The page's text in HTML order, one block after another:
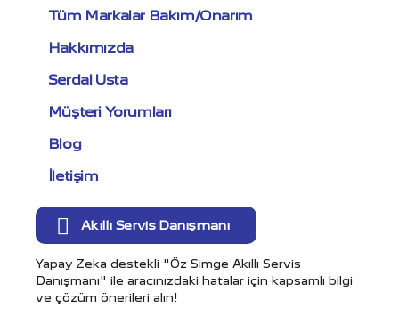
Tüm Markalar Bakım/Onarım
Hakkımızda
Serdal Usta
Müşteri Yorumları
Blog
İletişim
Akıllı Servis Danışmanı
Yapay Zeka destekli "Öz Simge Akıllı Servis
Danışmanı" ile aracınızdaki hatalar için kapsamlı bilgi
ve çözüm önerileri alın!